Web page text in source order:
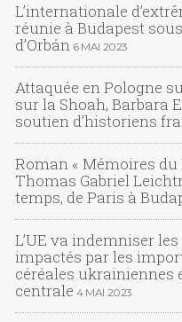
L’internationale
réunie à Budapest
d’Orbán 6 MAI 2023
Attaquée en Pologne
sur la Shoah, Barbara
soutien d’historiens
Roman « Mémoires du
Thomas Gabriel
temps, de Paris à
L’UE va indemniser
impactés par les
céréales ukrainiennes
centrale 4 MAI 2023